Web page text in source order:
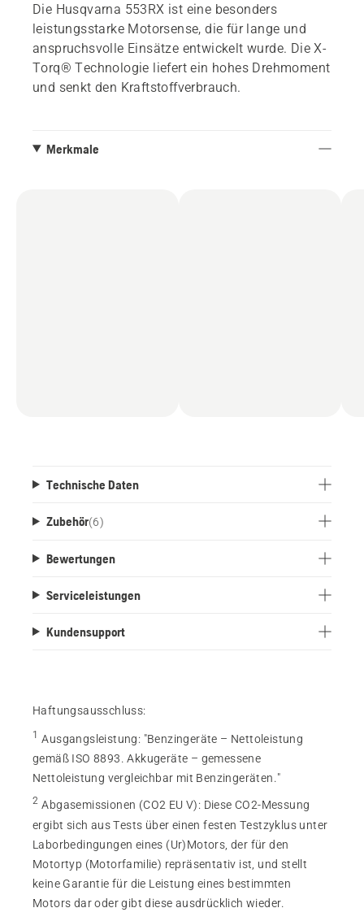
Die Husqvarna 553RX ist eine besonders
leistungsstarke Motorsense, die für lange und
anspruchsvolle Einsätze entwickelt wurde. Die X-
Torq® Technologie liefert ein hohes Drehmoment
und senkt den Kraftstoffverbrauch.
Merkmale
Technische Daten
Zubehör(6)
Bewertungen
Serviceleistungen
Kundensupport
Haftungsausschluss:
1 Ausgangsleistung: "Benzingeräte – Nettoleistung
gemäß ISO 8893. Akkugeräte – gemessene
Nettoleistung vergleichbar mit Benzingeräten."
2 Abgasemissionen (CO2 EU V): Diese CO2-Messung
ergibt sich aus Tests über einen festen Testzyklus unter
Laborbedingungen eines (Ur)Motors, der für den
Motortyp (Motorfamilie) repräsentativ ist, und stellt
keine Garantie für die Leistung eines bestimmten
Motors dar oder gibt diese ausdrücklich wieder.